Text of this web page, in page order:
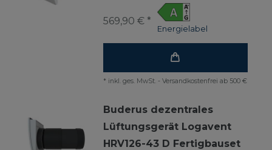
Energielabel
569,90 € *
* inkl. ges. MwSt. - Versandkostenfrei ab 500 €
Buderus dezentrales
Lüftungsgerät Logavent
HRV126-43 D Fertigbauset